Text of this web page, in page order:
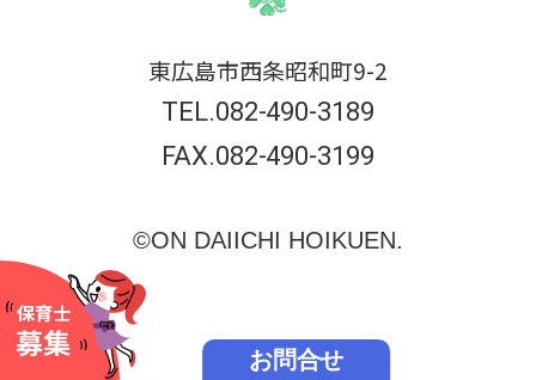
保育士
募集 お問合せ
東広島市西条昭和町9-2
TEL.082-490-3189
FAX.082-490-3199
©ON DAIICHI HOIKUEN.